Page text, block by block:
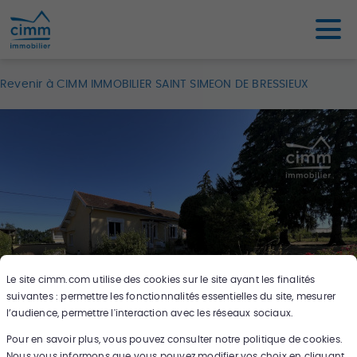
Le site cimm.comutilise des cookies sur le site ayant les finalités
suivantes : permettre les fonctionnalités essentielles du site, mesurer
l’audience, permettre l'interaction avec les réseaux sociaux.
Pour en savoir plus, vous pouvez consulter notre politique de cookies.
Revenir à CIMM IMMOBILIER SAINT SIMEON DE BRESSIEUX
9photos